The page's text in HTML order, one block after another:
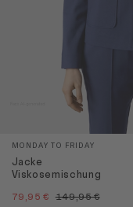
MONDAY TO FRIDAY
Jacke
Viskosemischung
79,95 € 149,95 €